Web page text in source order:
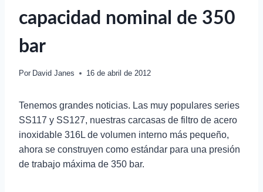
capacidad nominal de 350
bar
Por David Janes 16 de abril de 2012
Tenemos grandes noticias. Las muy populares series
SS117 y SS127, nuestras carcasas de filtro de acero
inoxidable 316L de volumen interno más pequeño,
ahora se construyen como estándar para una presión
de trabajo máxima de 350 bar.